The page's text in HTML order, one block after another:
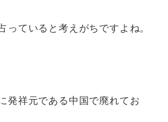
っていると考えがちですよね。
発祥元である中国で廃れてお